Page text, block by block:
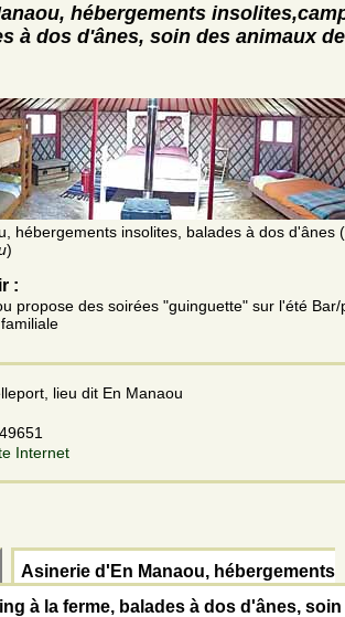
hébergements
à dos d'ânes, soin des animaux
hébergements insolites, balades à dos d'ânes (
)
:
propose des soirées "guinguette" sur l'été Bar/
lieu dit En Manaou
Internet
Asinerie d'En Manaou, hébergements
à la ferme, balades à dos d'ânes, soin